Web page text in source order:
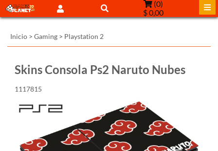
(0)
$ 0,00
Inicio > Gaming > Playstation 2
Skins Consola Ps2 Naruto Nubes
1117815